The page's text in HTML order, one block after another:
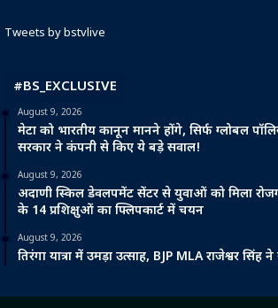
Tweets by bstvlive
#BS_EXCLUSIVE
August 9, 2026
मेटा को भारतीय कानून मानने होंगे, सिर्फ ग्लोबल
सरकार ने कंपनी से किए ये बड़े सवाल!
August 9, 2026
अदाणी स्किल डेवलपमेंट सेंटर से युवाओं को मिला
के 14 प्रशिक्षुओं का फ्लिपकार्ट में चयन
August 9, 2026
तिरंगा यात्रा में उमड़ा उत्साह, BJP MLA राजेश्वर